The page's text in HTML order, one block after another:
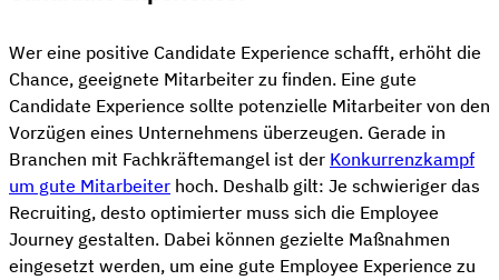
Wer eine positive Candidate Experience schafft, erhöht die
Chance, geeignete Mitarbeiter zu finden. Eine gute
Candidate Experience sollte potenzielle Mitarbeiter von den
Vorzügen eines Unternehmens überzeugen. Gerade in
Branchen mit Fachkräftemangel ist der Konkurrenzkampf
um gute Mitarbeiter hoch. Deshalb gilt: Je schwieriger das
Recruiting, desto optimierter muss sich die Employee
Journey gestalten. Dabei können gezielte Maßnahmen
eingesetzt werden, um eine gute Employee Experience zu